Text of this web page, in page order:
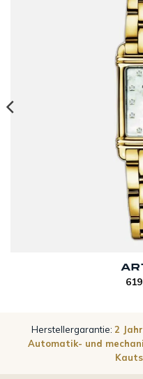
Herstellergarantie: 2
Automatik- und